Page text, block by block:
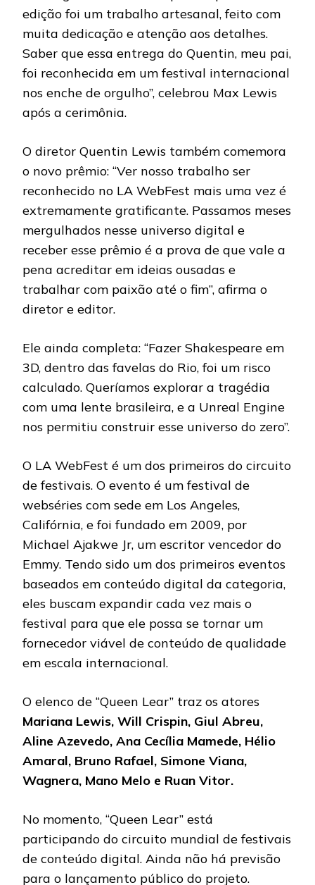
edição foi um trabalho artesanal, feito com
muita dedicação e atenção aos detalhes.
Saber que essa entrega do Quentin, meu pai,
foi reconhecida em um festival internacional
nos enche de orgulho”, celebrou Max Lewis
após a cerimônia.
O diretor Quentin Lewis também comemora
o novo prêmio: “Ver nosso trabalho ser
reconhecido no LA WebFest mais uma vez é
extremamente gratificante. Passamos meses
mergulhados nesse universo digital e
receber esse prêmio é a prova de que vale a
pena acreditar em ideias ousadas e
trabalhar com paixão até o fim”, afirma o
diretor e editor.
Ele ainda completa: “Fazer Shakespeare em
3D, dentro das favelas do Rio, foi um risco
calculado. Queríamos explorar a tragédia
com uma lente brasileira, e a Unreal Engine
nos permitiu construir esse universo do zero”.
O LA WebFest é um dos primeiros do circuito
de festivais. O evento é um festival de
webséries com sede em Los Angeles,
Califórnia, e foi fundado em 2009, por
Michael Ajakwe Jr, um escritor vencedor do
Emmy. Tendo sido um dos primeiros eventos
baseados em conteúdo digital da categoria,
eles buscam expandir cada vez mais o
festival para que ele possa se tornar um
fornecedor viável de conteúdo de qualidade
em escala internacional.
O elenco de “Queen Lear” traz os atores
Mariana Lewis, Will Crispin, Giul Abreu,
Aline Azevedo, Ana Cecília Mamede, Hélio
Amaral, Bruno Rafael, Simone Viana,
Wagnera, Mano Melo e Ruan Vitor.
No momento, “Queen Lear” está
participando do circuito mundial de festivais
de conteúdo digital. Ainda não há previsão
para o lançamento público do projeto.